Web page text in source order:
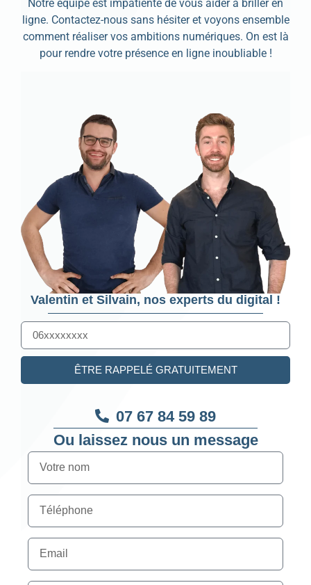
Notre équipe est impatiente de vous aider à briller en
ligne. Contactez-nous sans hésiter et voyons ensemble
comment réaliser vos ambitions numériques. On est là
pour rendre votre présence en ligne inoubliable !
Valentin et Silvain, nos experts du digital !
ÊTRE RAPPELÉ GRATUITEMENT
07 67 84 59 89
Ou laissez nous un message